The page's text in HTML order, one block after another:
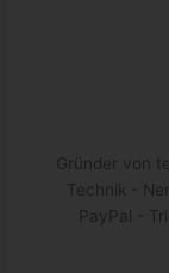
Gründer von
Technik -
PayPal -